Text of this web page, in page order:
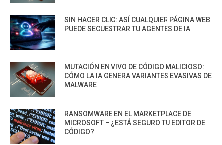
SIN HACER CLIC: ASÍ CUALQUIER PÁGINA WEB
PUEDE SECUESTRAR TU AGENTES DE IA
MUTACIÓN EN VIVO DE CÓDIGO MALICIOSO:
CÓMO LA IA GENERA VARIANTES EVASIVAS DE
MALWARE
RANSOMWARE EN EL MARKETPLACE DE
MICROSOFT – ¿ESTÁ SEGURO TU EDITOR DE
CÓDIGO?